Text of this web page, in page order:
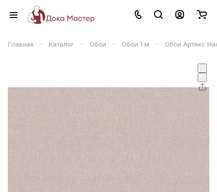
Главная – Каталог – Обои – Обои 1 м – Обои Артекс